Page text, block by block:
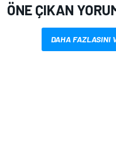
ÖNE ÇIKAN
DAHA FAZLASINI